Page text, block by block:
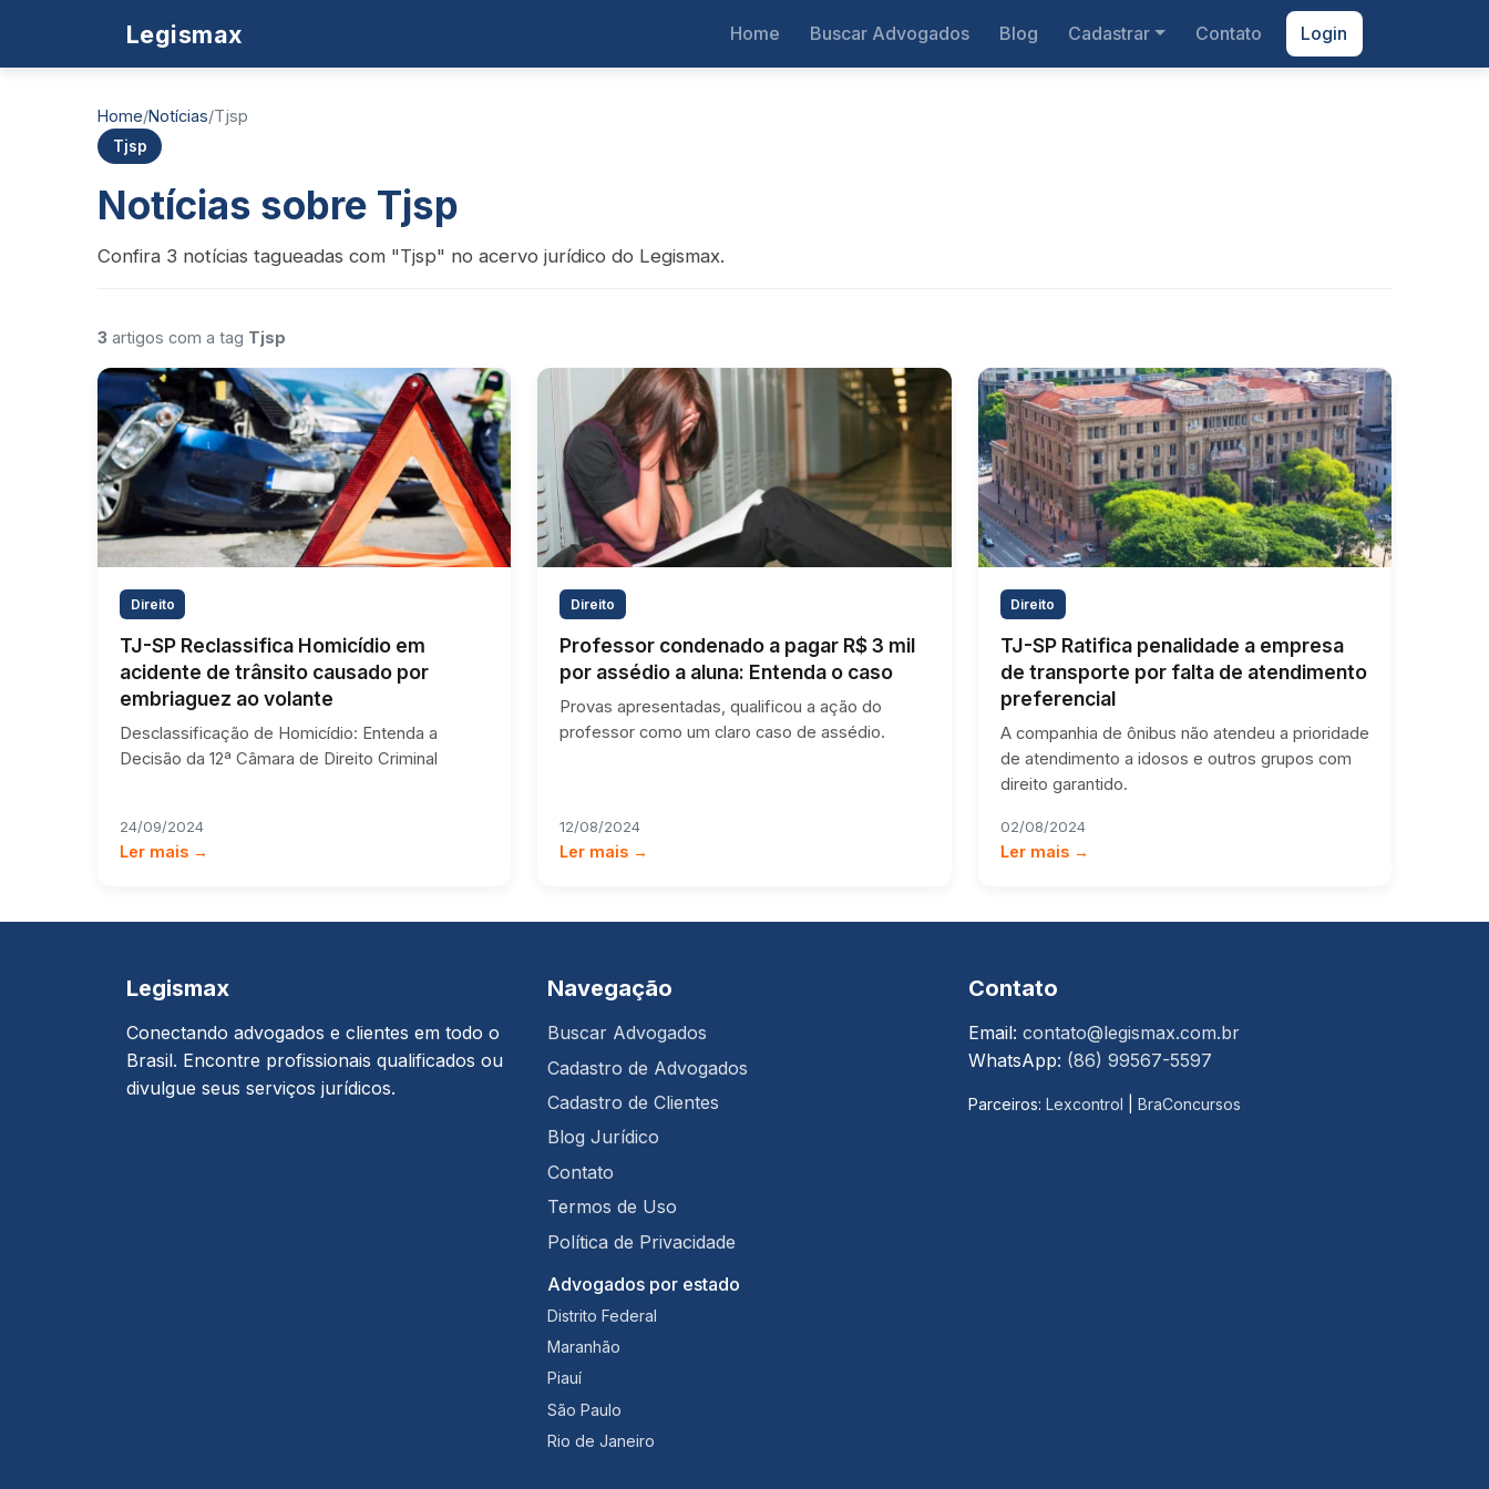
Legismax Home Buscar Advogados Blog Cadastrar Contato Login
Home/Notícias/Tjsp
Tjsp
Notícias sobre Tjsp
Confira 3 notícias tagueadas com "Tjsp" no acervo jurídico do Legismax.
3 artigos com a tag Tjsp
Direito
TJ-SP Reclassifica Homicídio em
acidente de trânsito causado por
embriaguez ao volante
Desclassificação de Homicídio: Entenda a
Decisão da 12ª Câmara de Direito Criminal
24/09/2024
Ler mais →
Direito
Professor condenado a pagar R$ 3 mil
por assédio a aluna: Entenda o caso
Provas apresentadas, qualificou a ação do
professor como um claro caso de assédio.
12/08/2024
Ler mais →
Direito
TJ-SP Ratifica penalidade a empresa
de transporte por falta de atendimento
preferencial
A companhia de ônibus não atendeu a prioridade
de atendimento a idosos e outros grupos com
direito garantido.
02/08/2024
Ler mais →
Legismax
Conectando advogados e clientes em todo o
Brasil. Encontre profissionais qualificados ou
divulgue seus serviços jurídicos.
Navegação
Buscar Advogados
Cadastro de Advogados
Cadastro de Clientes
Blog Jurídico
Contato
Termos de Uso
Política de Privacidade
Advogados por estado
Distrito Federal
Maranhão
Piauí
São Paulo
Rio de Janeiro
Contato
Email: contato@legismax.com.br
WhatsApp: (86) 99567-5597
Parceiros: Lexcontrol BraConcursos